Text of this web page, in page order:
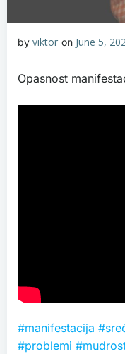
by viktor on June 5,
Opasnost
#manifestacija
#problemi